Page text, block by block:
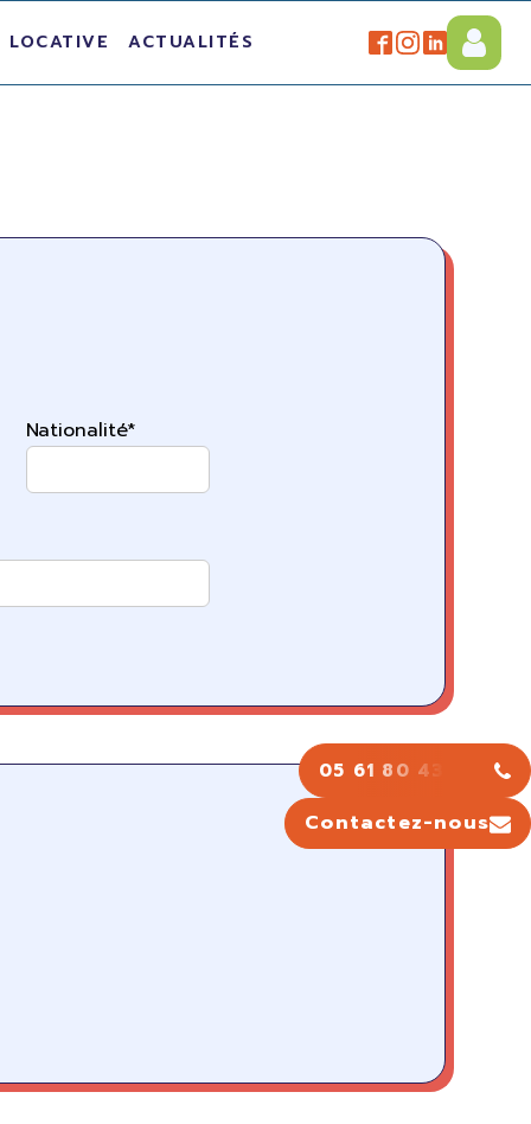
LOCATIVE ACTUALITÉS
05 61 80 43 43
Contactez-nous
Nationalité*